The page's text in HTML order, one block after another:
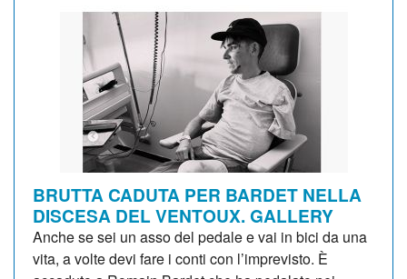
BRUTTA CADUTA PER BARDET NELLA
DISCESA DEL VENTOUX. GALLERY
Anche se sei un asso del pedale e vai in bici da una
vita, a volte devi fare i conti con l’imprevisto. È